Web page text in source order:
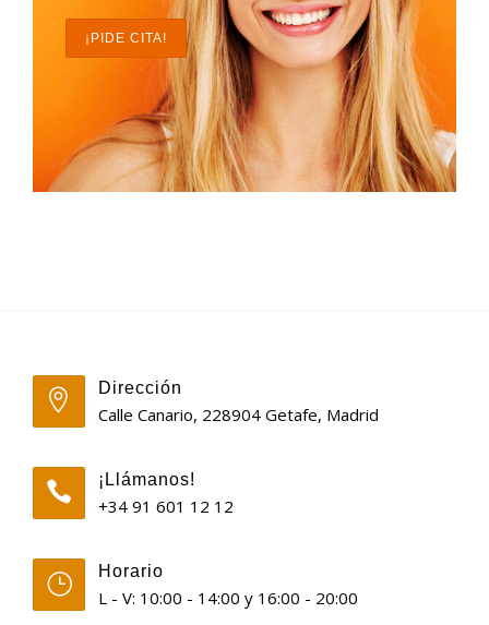
¡PIDE CITA!
Dirección
Calle Canario, 228904 Getafe, Madrid
¡Llámanos!
+34 91 601 12 12
Horario
L - V: 10:00 - 14:00 y 16:00 - 20:00